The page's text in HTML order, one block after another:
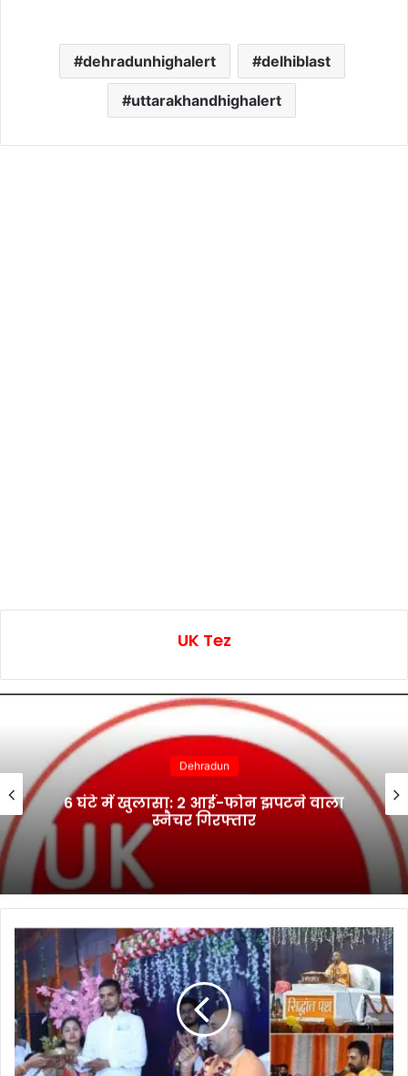
dehradunhighalert delhiblast
uttarakhandhighalert
UK Tez
Dehradun
भानियावाला में आयोजित स्वैच्छिक रक्तदान
शिविर में 41 रक्तवीरों ने किया रक्तदान